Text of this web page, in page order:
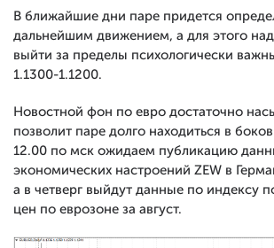
В ближайшие дни паре придется
дальнейшим движением, а для этого
выйти за пределы психологически
1.1300-1.1200.
Новостной фон по евро достаточно
позволит паре долго находиться в
12.00 по мск ожидаем публикацию
экономических настроений ZEW в
а в четверг выйдут данные по индексу
цен по еврозоне за август.